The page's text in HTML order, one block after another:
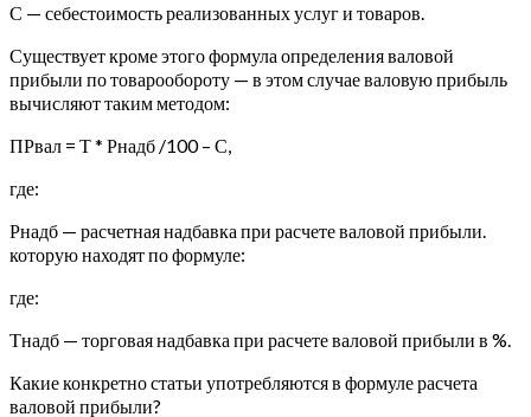
С — себестоимость реализованных услуг и товаров.
Существует кроме этого формула определения валовой
прибыли по товарообороту — в этом случае валовую прибыль
вычисляют таким методом:
ПРвал = Т * Рнадб /100 – С,
где:
Рнадб — расчетная надбавка при расчете валовой прибыли.
которую находят по формуле:
где:
Тнадб — торговая надбавка при расчете валовой прибыли в %.
Какие конкретно статьи употребляются в формуле расчета
валовой прибыли?